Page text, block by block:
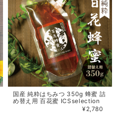
国産 純粋はちみつ 350g 蜂蜜 詰
め替え用 百花蜜 ICSselection
¥2,780